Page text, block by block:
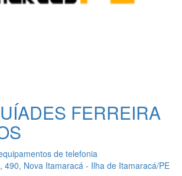
FERREIRA
de telefonia
490, Nova Itamaracá - Ilha de Itamaracá/PE